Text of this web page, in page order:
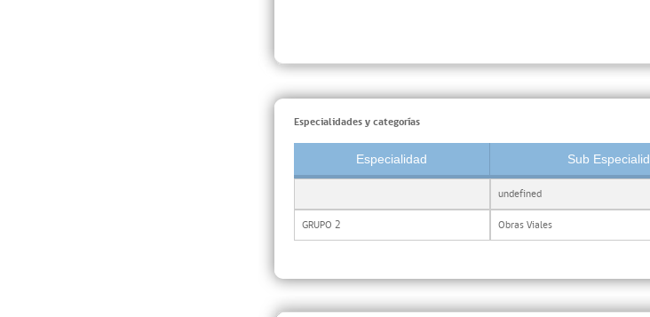
Especialidades y categorías
Especialidad Sub
undefined
GRUPO 2 Obras Viales